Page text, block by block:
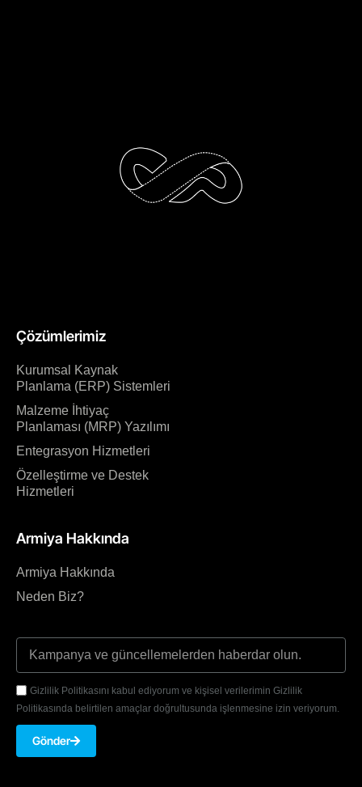
Çözümlerimiz
Kurumsal Kaynak
Planlama (ERP) Sistemleri
Malzeme İhtiyaç
Planlaması (MRP) Yazılımı
Entegrasyon Hizmetleri
Özelleştirme ve Destek
Hizmetleri
Armiya Hakkında
Armiya Hakkında
Neden Biz?
Gizlilik Politikasını kabul ediyorum ve kişisel verilerimin Gizlilik
Politikasında belirtilen amaçlar doğrultusunda işlenmesine izin veriyorum.
Gönder